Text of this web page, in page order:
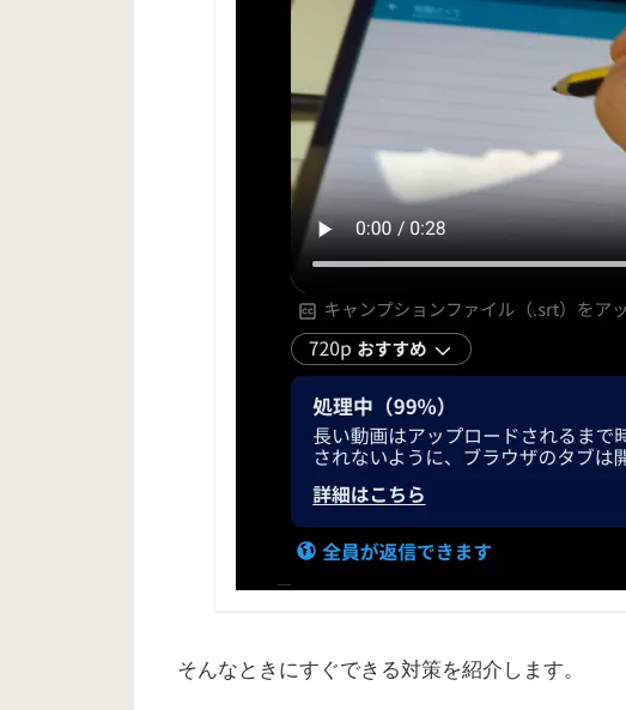
そんなときにすぐできる対策を紹介します。